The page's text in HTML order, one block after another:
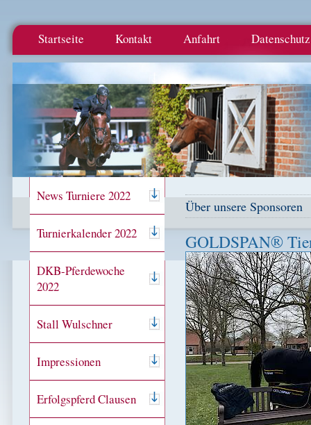
Startseite Kontakt Anfahrt Datenschutz
News Turniere 2022
Turnierkalender 2022
DKB-Pferdewoche
2022
Stall Wulschner
Impressionen
Erfolgspferd Clausen
Über unsere Sponsoren
GOLDSPAN®